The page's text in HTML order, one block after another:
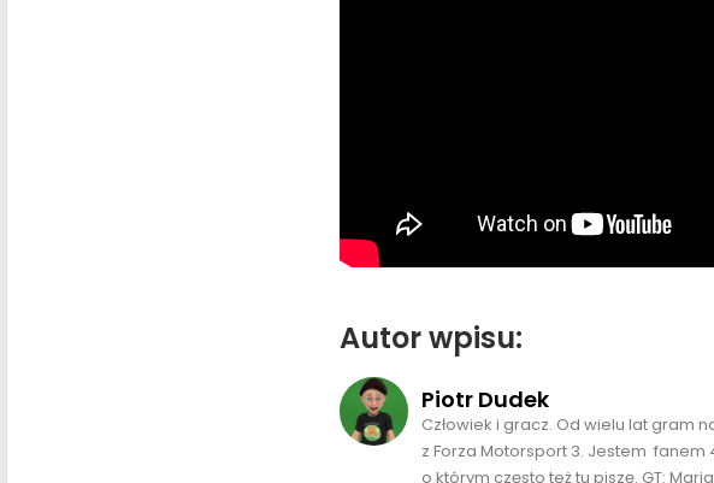
Autor wpisu:
Piotr Dudek
Człowiek i gracz. Od wielu lat gram
z Forza Motorsport 3. Jestem
o którym często też tu piszę. GT: